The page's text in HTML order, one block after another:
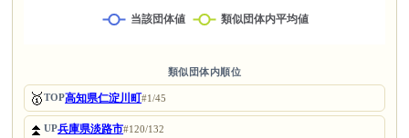
類似団体内順位
🥇TOP高知県仁淀川町#1/45
⏫UP兵庫県淡路市#120/132